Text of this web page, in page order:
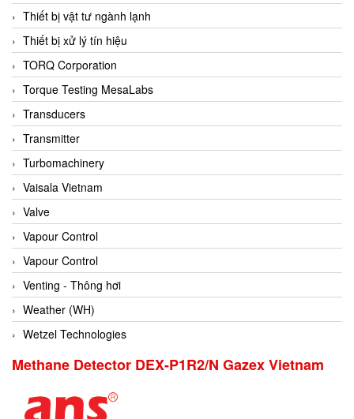
Comax
COMETECH VietNam
COMFILE Technology
Conch
Conductix/ WAMPFLER
Contrec
Contrinex
Control Solution Minesota
Copeland
Cortem
Cosa Xentaur
Cosil
Coulton
Crouzet
Crowcon
Crydom
Thiết bị vật tư ngành lạnh
Thiết bị xử lý tín hiệu
TORQ Corporation
Torque Testing MesaLabs
Transducers
Transmitter
Turbomachinery
Vaisala Vietnam
Valve
Vapour Control
Vapour Control
Venting - Thông hơi
Weather (WH)
Wetzel Technologies
Methane Detector DEX-P1R2/N Gazex Vietnam